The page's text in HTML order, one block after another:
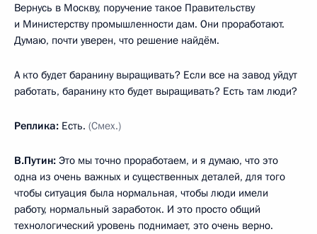
Вернусь в Москву, поручение такое Правительству
и Министерству промышленности дам. Они проработают.
Думаю, почти уверен, что решение найдём.
А кто будет баранину выращивать? Если все на завод уйдут
работать, баранину кто будет выращивать? Есть там люди?
Реплика: Есть. (Смех.)
В.Путин: Это мы точно проработаем, и я думаю, что это
одна из очень важных и существенных деталей, для того
чтобы ситуация была нормальная, чтобы люди имели
работу, нормальный заработок. И это просто общий
технологический уровень поднимает, это очень верно.